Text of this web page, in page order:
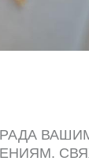
РАДА